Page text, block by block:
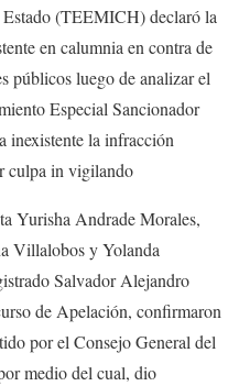
(TEEMICH) declaró la
en calumnia en contra de
públicos luego de analizar el
Especial Sancionador
inexistente la infracción
culpa in vigilando
Yurisha Andrade Morales,
Villalobos y Yolanda
Salvador Alejandro
de Apelación, confirmaron
por el Consejo General del
medio del cual, dio